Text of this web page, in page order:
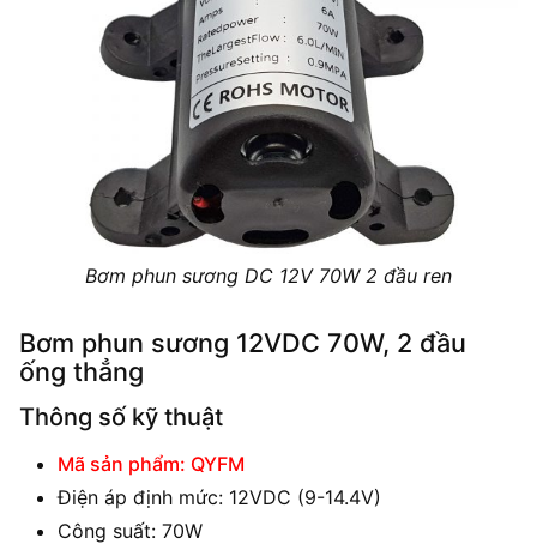
Bơm phun sương DC 12V 70W 2 đầu ren
Bơm phun sương 12VDC 70W, 2 đầu
ống thẳng
Thông số kỹ thuật
Mã sản phẩm: QYFM
Điện áp định mức: 12VDC (9-14.4V)
Công suất: 70W